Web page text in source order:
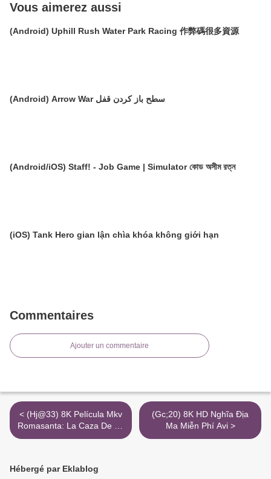
Vous aimerez aussi
(Android) Uphill Rush Water Park Racing 作弊碼很多資源
(Android) Arrow War سطح باز کردن قفل
(Android/iOS) Staff! - Job Game | Simulator কোড অসীম রত্ন
(iOS) Tank Hero gian lận chìa khóa không giới hạn
Commentaires
Ajouter un commentaire
< (Hj@33) 8K Película Mkv
Romasanta: La Caza De La
Bestia Full Hd Torrent
(Gc;20) 8K HD Nghĩa Địa
Ma Miễn Phí Avi >
Hébergé par Eklablog